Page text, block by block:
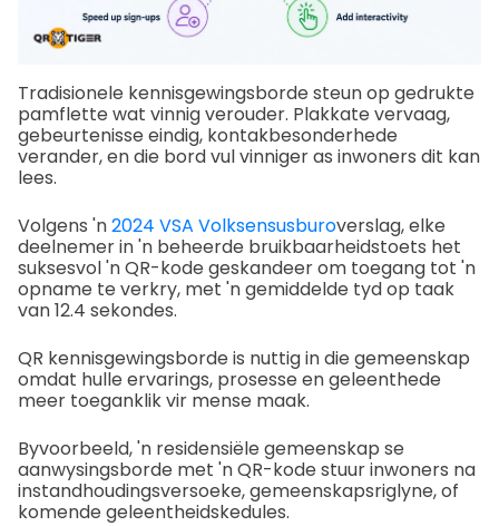
Tradisionele kennisgewingsborde steun op gedrukte
pamflette wat vinnig verouder. Plakkate vervaag,
gebeurtenisse eindig, kontakbesonderhede
verander, en die bord vul vinniger as inwoners dit kan
lees.
Volgens 'n2024 VSA Volksensusburoverslag, elke
deelnemer in 'n beheerde bruikbaarheidstoets het
suksesvol 'n QR-kode geskandeer om toegang tot 'n
opname te verkry, met 'n gemiddelde tyd op taak
van 12.4 sekondes.
QR kennisgewingsborde is nuttig in die gemeenskap
omdat hulle ervarings, prosesse en geleenthede
meer toeganklik vir mense maak.
Byvoorbeeld, 'n residensiële gemeenskap se
aanwysingsborde met 'n QR-kode stuur inwoners na
instandhoudingsversoeke, gemeenskapsriglyne, of
komende geleentheidskedules.